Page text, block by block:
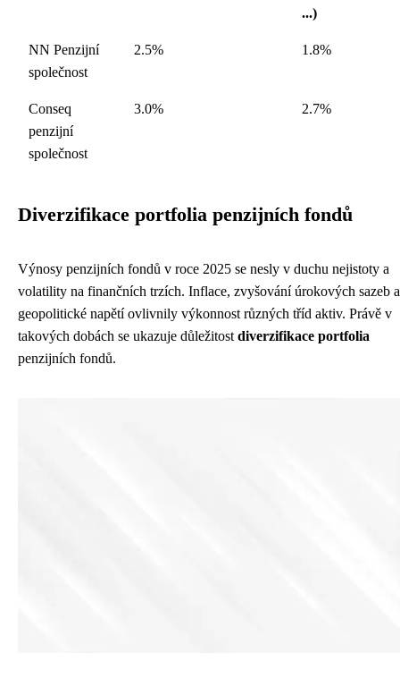
...)
NN Penzijní
společnost
2.5% 1.8%
Conseq
penzijní
společnost
3.0% 2.7%
Diverzifikace portfolia penzijních fondů
Výnosy penzijních fondů v roce 2025 se nesly v duchu nejistoty a
volatility na finančních trzích. Inflace, zvyšování úrokových sazeb a
geopolitické napětí ovlivnily výkonnost různých tříd aktiv. Právě v
takových dobách se ukazuje důležitost diverzifikace portfolia
penzijních fondů.